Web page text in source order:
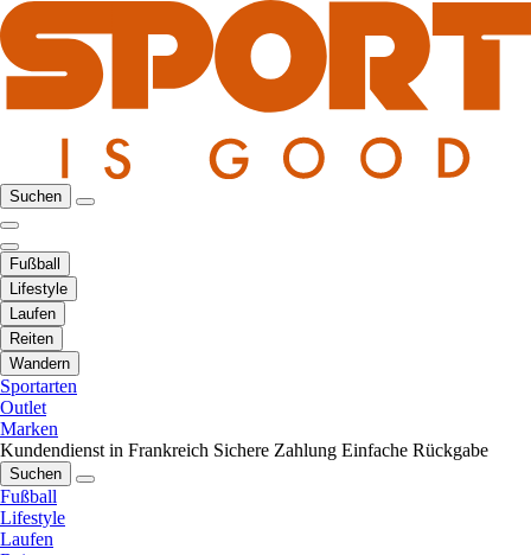
Suchen
Fußball
Lifestyle
Laufen
Reiten
Wandern
Sportarten
Outlet
Marken
Kundendienst in Frankreich Sichere Zahlung Einfache Rückgabe
Suchen
Fußball
Lifestyle
Laufen